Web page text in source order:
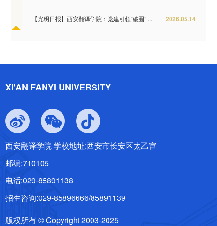
2026.05.14
【光明日报】西安翻译学院：党建引领“破圈” ...
XI'AN FANYI UNIVERSITY
西安翻译学院 学校地址:西安市长安区太乙宫
邮编:710105
电话:029-85891138
招生咨询:029-85896666/85891139
版权所有 © Copyright 2003-2025